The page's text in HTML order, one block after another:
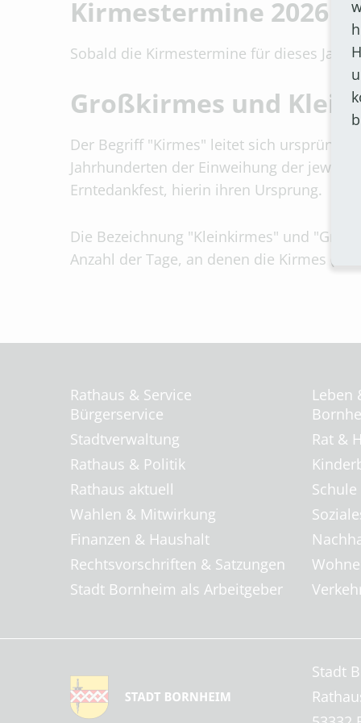
Kirmestermine 2026
Sobald die Kirmestermine für dieses Jahr
Großkirmes und
Der Begriff "Kirmes" leitet sich
Jahrhunderten der Einweihung der
Erntedankfest, hierin ihren Ursprung.
Die Bezeichnung "Kleinkirmes" und
Anzahl der Tage, an denen die Kirmes
Rathaus & Service
Bürgerservice
Stadtverwaltung
Rathaus & Politik
Rathaus aktuell
Wahlen & Mitwirkung
Finanzen & Haushalt
Rechtsvorschriften & Satzungen
Stadt Bornheim als Arbeitgeber
Leben
Rat &
Stadt